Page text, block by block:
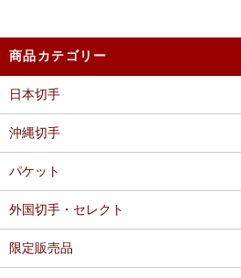
商品カテゴリー
日本切手
沖縄切手
パケット
外国切手・セレクト
限定販売品